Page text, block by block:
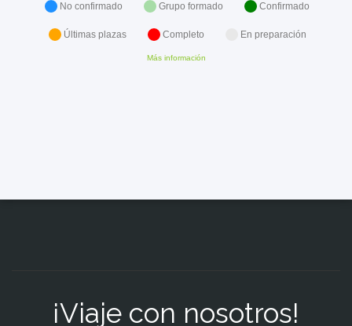
No confirmado Grupo formado Confirmado
Últimas plazas Completo En preparación
Más información
¡Viaje con nosotros!